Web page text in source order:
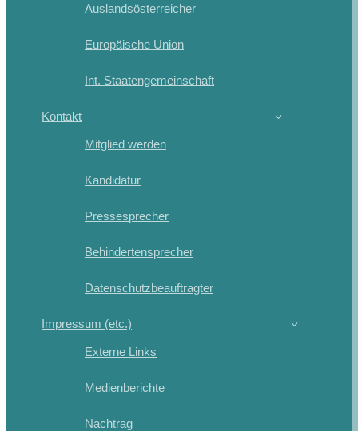
Auslandsösterreicher
Europäische Union
Int. Staatengemeinschaft
Kontakt
Mitglied werden
Kandidatur
Pressesprecher
Behindertensprecher
Datenschutzbeauftragter
Impressum (etc.)
Externe Links
Medienberichte
Nachtrag